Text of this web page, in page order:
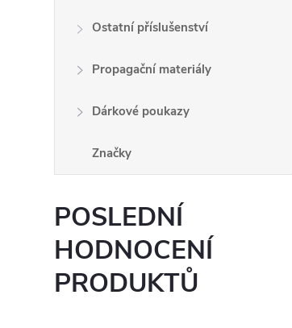
Ostatní příslušenství
Propagační materiály
Dárkové poukazy
Značky
POSLEDNÍ
HODNOCENÍ
PRODUKTŮ